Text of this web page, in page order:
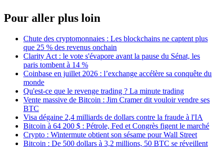
Pour aller plus loin
Chute des cryptomonnaies : Les blockchains ne captent plus
que 25 % des revenus onchain
Clarity Act : le vote s'évapore avant la pause du Sénat, les
paris tombent à 14 %
Coinbase en juillet 2026 : l’exchange accélère sa conquête du
monde
Qu'est-ce que le revenge trading ? La minute trading
Vente massive de Bitcoin : Jim Cramer dit vouloir vendre ses
BTC
Visa dégaine 2,4 milliards de dollars contre la fraude à l'IA
Bitcoin à 64 200 $ : Pétrole, Fed et Congrès figent le marché
Crypto : Wintermute obtient son sésame pour Wall Street
Bitcoin : De 500 dollars à 3,2 millions, 50 BTC se réveillent